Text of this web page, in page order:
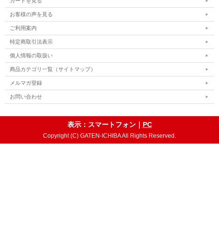
お客様の声を見る
ご利用案内
特定商取引法表示
個人情報の取扱い
商品カテゴリ一覧（サイトマップ）
メルマガ登録
お問い合わせ
表示：スマートフォン｜ PC
Copyright (C) GATEN-ICHIBA All Rights Reserved.